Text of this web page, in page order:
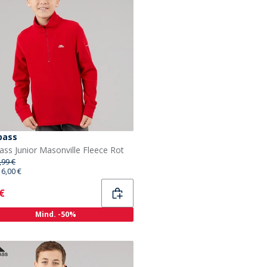
Junior Masonville Fleece Rot
€
€
Mind. -50%